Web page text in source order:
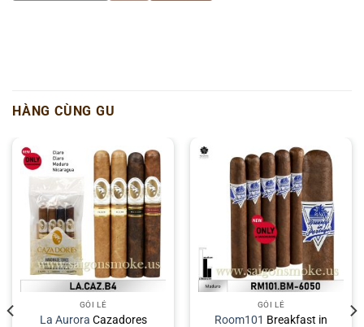
HÀNG CÙNG GU
GÓI LẺ
La Aurora Cazadores
GÓI LẺ
Room101 Breakfast in